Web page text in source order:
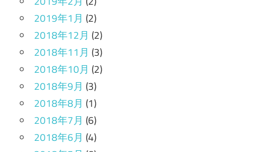
2019年1月 (2)
2018年12月 (2)
2018年11月 (3)
2018年10月 (2)
2018年9月 (3)
2018年8月 (1)
2018年7月 (6)
2018年6月 (4)